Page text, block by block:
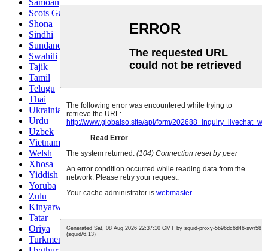
Samoan
Scots Gaelic
Shona
Sindhi
Sundanese
Swahili
Tajik
Tamil
Telugu
Thai
Ukrainian
Urdu
Uzbek
Vietnamese
Welsh
Xhosa
Yiddish
Yoruba
Zulu
Kinyarwanda
Tatar
Oriya
Turkmen